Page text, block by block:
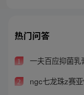
热门问答
1 一夫百应抑菌乳
2 ngc七龙珠z赛